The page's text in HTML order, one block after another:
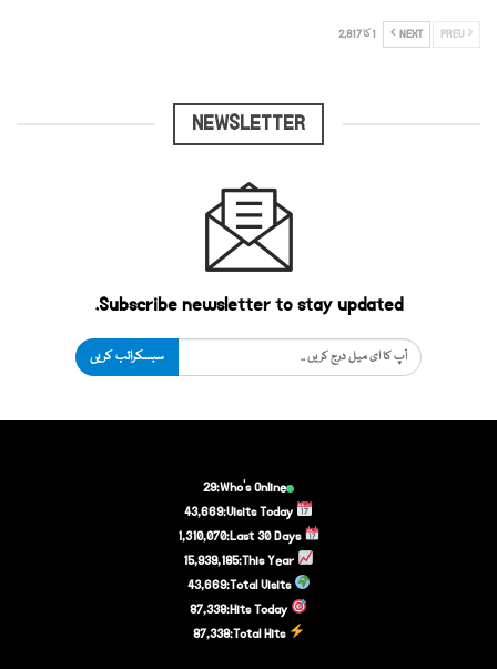
NEXT 1 کا 2,817
NEWSLETTER
Subscribe newsletter to stay updated.
سبسکرائب کریں
Who's Online:
29
Visits Today:
43,669
Last 30 Days:
1,310,070
15,939,185
Total Visits:
43,669
Hits Today:
87,338
Total Hits:
87,338